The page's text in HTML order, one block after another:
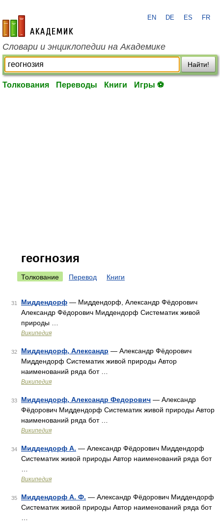
academic.ru
EN DE ES FR
Словари и энциклопедии на Академике
Найти!
Толкования Переводы Книги Игры ⚽
геогнозия
Толкование Перевод Книги
31 Миддендорф — Миддендорф, Александр Фёдорович
Александр Фёдорович Миддендорф Систематик живой
природы …
Википедия
32 Миддендорф, Александр — Александр Фёдорович
Миддендорф Систематик живой природы Автор
наименований ряда бот …
Википедия
33 Миддендорф, Александр Федорович — Александр
Фёдорович Миддендорф Систематик живой природы Автор
наименований ряда бот …
Википедия
34 Миддендорф А. — Александр Фёдорович Миддендорф
Систематик живой природы Автор наименований ряда бот
Википедия
35 Миддендорф А. Ф. — Александр Фёдорович Миддендорф
Систематик живой природы Автор наименований ряда бот